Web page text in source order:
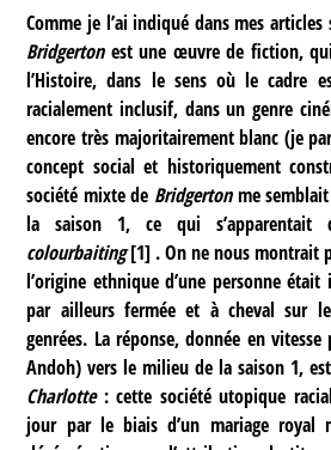
Comme je l’ai indiqué dans mes
Bridgertonest une œuvre de fiction,
l’Histoire, dans le sens où le cadre
racialement inclusif, dans un genre
encore très majoritairement blanc (je
concept social et historiquement
société mixte de Bridgertonme
la saison 1, ce qui
colourbaiting[1] . On ne nous montrait
l’origine ethnique d’une personne
par ailleurs fermée et à cheval sur
genrées. La réponse, donnée en
Andoh) vers le milieu de la saison 1,
Charlotte: cette société utopique
jour par le biais d’un mariage royal